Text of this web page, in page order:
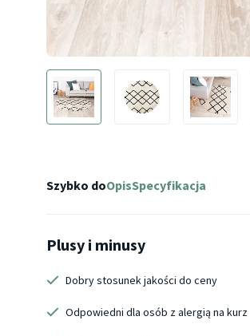
Szybko doOpisSpecyfikacja
Plusy i minusy
Dobry stosunek jakości do ceny
Odpowiedni dla osób z alergią na kurz